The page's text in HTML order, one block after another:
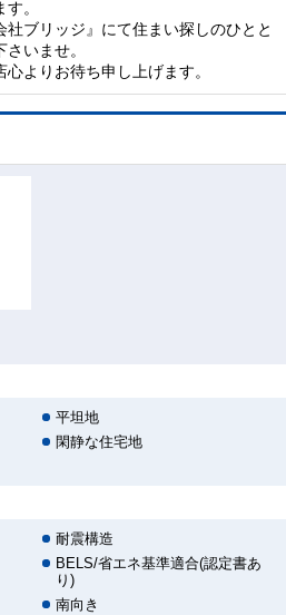
。
社ブリッジ』にて住まい探しのひとと
いませ。
心よりお待ち申し上げます。
平坦地
閑静な住宅地
耐震構造
BELS/省エネ基準適合(認定書あ
り)
南向き